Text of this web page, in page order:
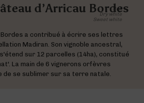
au sein de la même maison
vins de Madiran
d’Arricau Bordes
Red
Dry white
Sweet white
a contribué à écrire ses lettres
Madiran. Son vignoble ancestral,
sur 12 parcelles (14ha), constitué
La main de 6 vignerons orfèvres
de se sublimer sur sa terre natale.